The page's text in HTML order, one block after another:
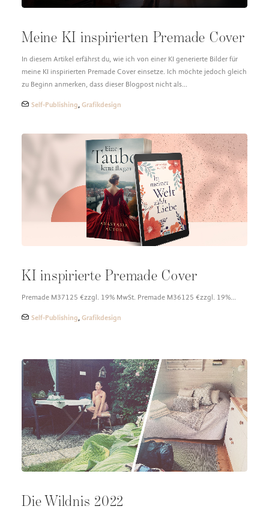
Meine KI inspirierten Premade Cover
In diesem Artikel erfährst du, wie ich von einer KI generierte Bilder für
meine KI inspirierten Premade Cover einsetze. Ich möchte jedoch gleich
zu Beginn anmerken, dass dieser Blogpost nicht als…
Self-Publishing, Grafikdesign
KI inspirierte Premade Cover
Premade M37125 €zzgl. 19% MwSt. Premade M36125 €zzgl. 19%…
Self-Publishing, Grafikdesign
Die Wildnis 2022